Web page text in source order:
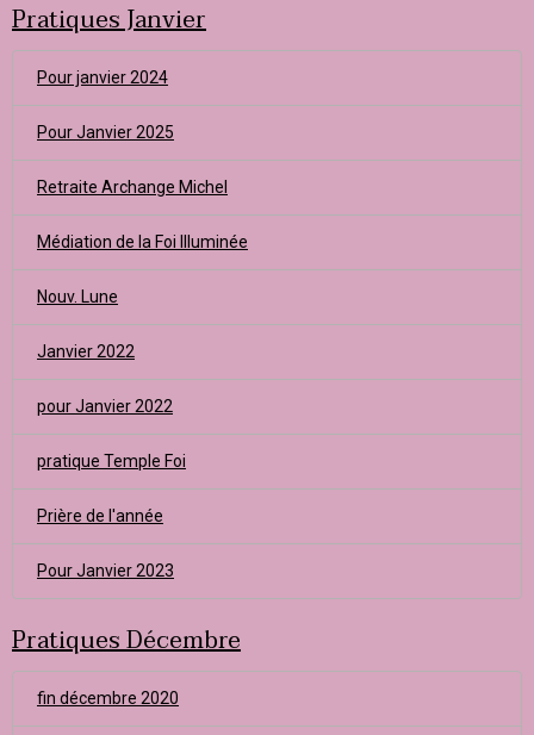
Pratiques Janvier
Pour janvier 2024
Pour Janvier 2025
Retraite Archange Michel
Médiation de la Foi Illuminée
Nouv. Lune
Janvier 2022
pour Janvier 2022
pratique Temple Foi
Prière de l'année
Pour Janvier 2023
Pratiques Décembre
fin décembre 2020